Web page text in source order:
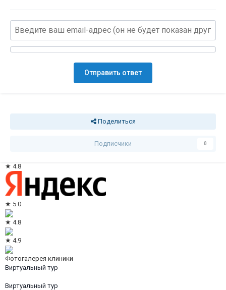
Отправить ответ
Поделиться
Подписчики 0
★ 4.8
★ 5.0
★ 4.8
★ 4.9
Фотогалерея клиники
Виртуальный тур
Виртуальный тур